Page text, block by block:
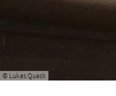
© Lukas Quack